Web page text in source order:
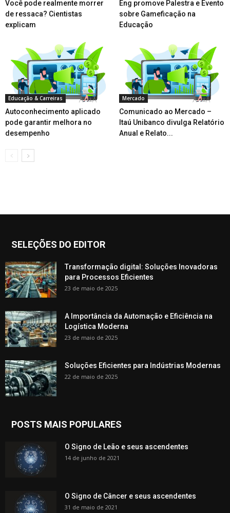
Você pode realmente morrer
de ressaca? Cientistas
explicam
Eng promove Palestra e Evento
sobre Gameficação na
Educação
Educação & Carreiras
Autoconhecimento aplicado
pode garantir melhora no
desempenho
Mercado
Comunicado ao Mercado –
Itaú Unibanco divulga Relatório
Anual e Relato...
SELEÇÕES DO EDITOR
Transformação digital: Soluções Inovadoras
para Processos Eficientes
23 de maio de 2025
A Importância da Automação e Eficiência na
Logística Moderna
23 de maio de 2025
Soluções Eficientes para Indústrias Modernas
22 de maio de 2025
POSTS MAIS POPULARES
O Signo de Leão e seus ascendentes
14 de junho de 2021
O Signo de Câncer e seus ascendentes
31 de maio de 2021